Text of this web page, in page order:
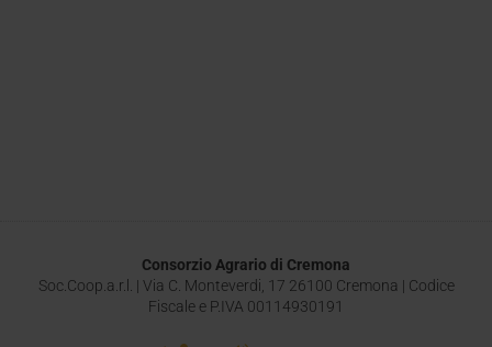
Consorzio Agrario di Cremona
Soc.Coop.a.r.l. | Via C. Monteverdi, 17 26100 Cremona | Codice
Fiscale e P.IVA 00114930191